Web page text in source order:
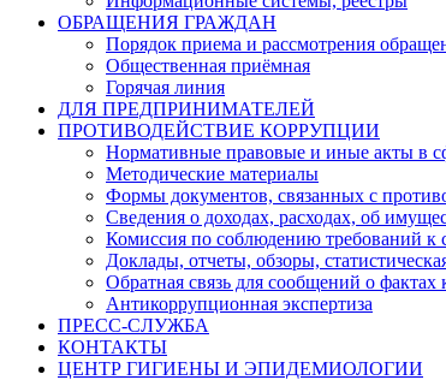
ОБРАЩЕНИЯ ГРАЖДАН
Порядок приема и рассмотрения
Общественная приёмная
Горячая линия
ДЛЯ ПРЕДПРИНИМАТЕЛЕЙ
ПРОТИВОДЕЙСТВИЕ КОРРУПЦИИ
Нормативные правовые и иные акты в
Методические материалы
Формы документов, связанных с
Сведения о доходах, расходах, об
Комиссия по соблюдению требований к
Доклады, отчеты, обзоры,
Обратная связь для сообщений о фактах
Антикоррупционная экспертиза
ПРЕСС-СЛУЖБА
КОНТАКТЫ
ЦЕНТР ГИГИЕНЫ И ЭПИДЕМИОЛОГИИ